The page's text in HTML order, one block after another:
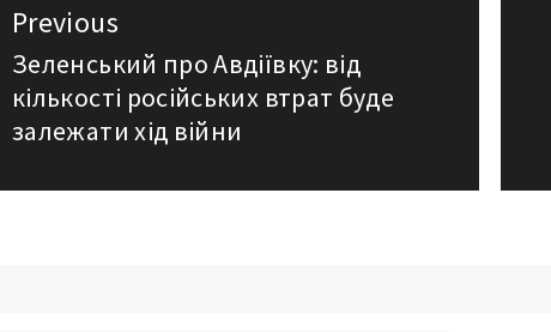
Previous
Previous
post:
Зеленський про Авдіївку: від
кількості російських втрат буде
залежати хід війни